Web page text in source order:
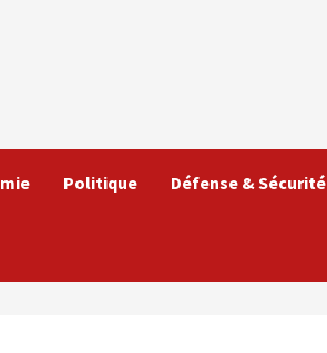
Politique Défense & Sécurité